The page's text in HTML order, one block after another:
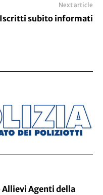
Next article
Iscritti subito informati
Allievi Agenti della